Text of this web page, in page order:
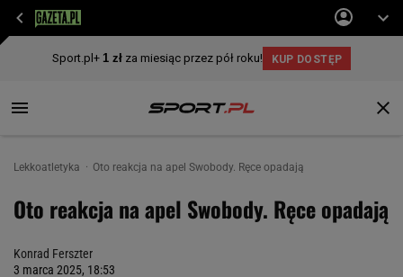
Lekkoatletyka Oto reakcja na apel Swobody. Ręce opadają
Oto reakcja na apel Swobody. Ręce opadają
Konrad Ferszter
3 marca 2025, 18:53